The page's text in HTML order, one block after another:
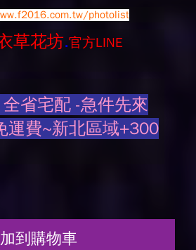
photolist
草花坊.官方LINE
省宅配 -急件先來
運費~新北區域+300
加到購物車